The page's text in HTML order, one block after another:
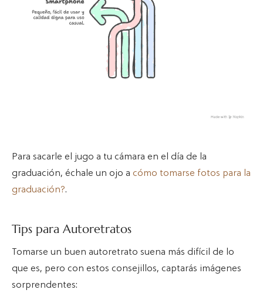
Para sacarle el jugo a tu cámara en el día de la
graduación, échale un ojo a cómo tomarse fotos para la
graduación?.
Tips para Autoretratos
Tomarse un buen autoretrato suena más difícil de lo
que es, pero con estos consejillos, captarás imágenes
sorprendentes: